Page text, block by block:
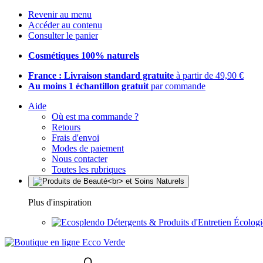
Revenir au menu
Accéder au contenu
Consulter le panier
Cosmétiques 100% naturels
France : Livraison standard gratuite à partir de 49,90 €
Au moins 1 échantillon gratuit par commande
Aide
Où est ma commande ?
Retours
Frais d'envoi
Modes de paiement
Nous contacter
Toutes les rubriques
Plus d'inspiration
Détergents & Produits d'Entretien